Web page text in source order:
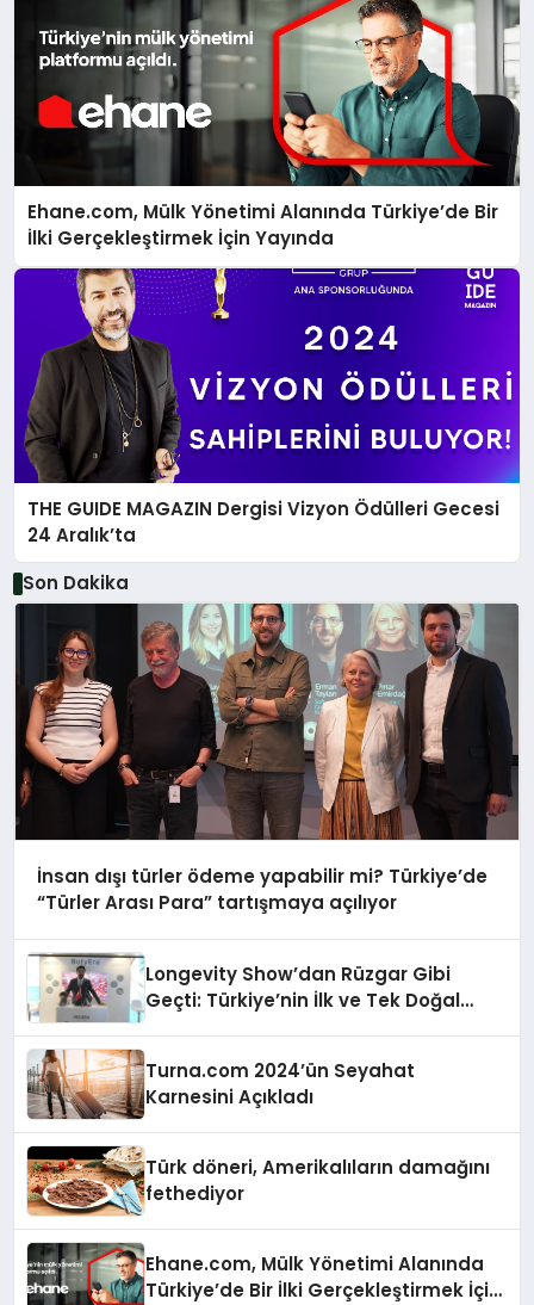
Ehane.com, Mülk Yönetimi Alanında Türkiye’de Bir
İlki Gerçekleştirmek İçin Yayında
THE GUIDE MAGAZIN Dergisi Vizyon Ödülleri Gecesi
24 Aralık’ta
Son Dakika
İnsan dışı türler ödeme yapabilir mi? Türkiye’de
“Türler Arası Para” tartışmaya açılıyor
Longevity Show’dan Rüzgar Gibi
Geçti: Türkiye’nin İlk ve Tek Doğal
Turna.com 2024’ün Seyahat
Karnesini Açıkladı
Türk döneri, Amerikalıların damağını
fethediyor
Ehane.com, Mülk Yönetimi Alanında
Türkiye’de Bir İlki Gerçekleştirmek İçin